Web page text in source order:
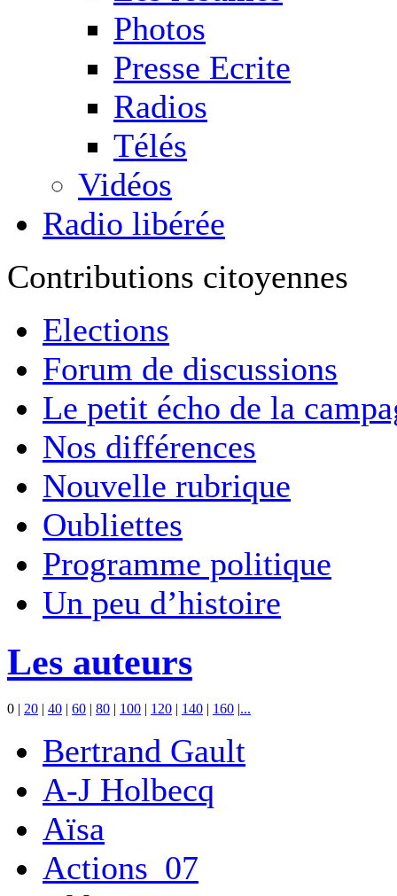
Photos
Presse Ecrite
Radios
Télés
Vidéos
Radio libérée
Contributions citoyennes
Elections
Forum de discussions
Le petit écho de la
Nos différences
Nouvelle rubrique
Oubliettes
Programme politique
Un peu d’histoire
Les auteurs
0 | 20 | 40 | 60 | 80 | 100 | 120 | 140 | 160 |...
Bertrand Gault
A-J Holbecq
Aïsa
Actions_07